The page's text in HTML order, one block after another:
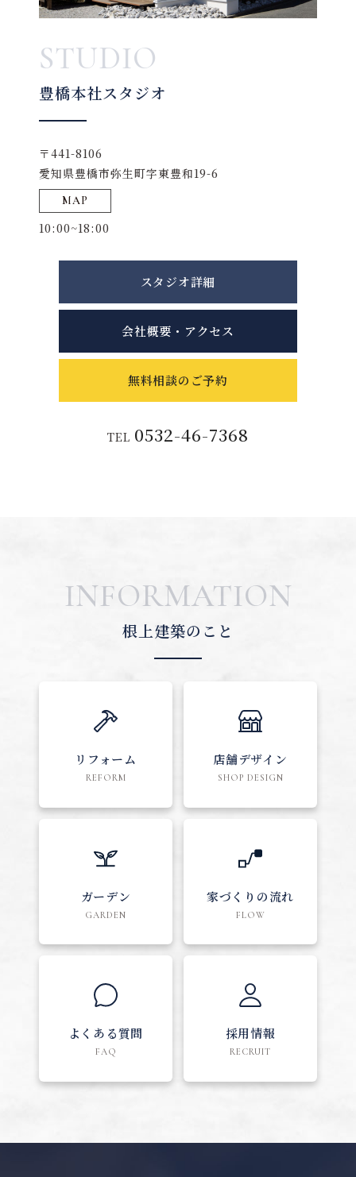
STUDIO
豊橋本社スタジオ
〒441-8106
愛知県豊橋市弥生町字東豊和19-6
MAP
10:00~18:00
スタジオ詳細
会社概要・アクセス
無料相談のご予約
TEL 0532-46-7368
INFORMATION
根上建築のこと
リフォーム
REFORM
店舗デザイン
SHOP DESIGN
ガーデン
GARDEN
家づくりの流れ
FLOW
よくある質問
FAQ
採用情報
RECRUIT